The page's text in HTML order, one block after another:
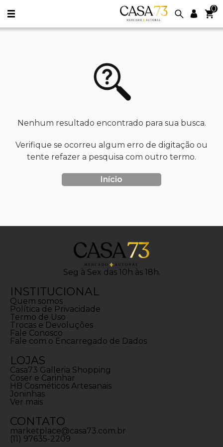
0
Nenhum resultado encontrado para sua busca.
Verifique se ocorreu algum erro de digitação ou
tente refazer a pesquisa com outro termo.
Início
Seg à Sex das 10h às 18h.
INSTITUCIONAL
Quem somos
Política de Privacidade
Termo de Uso
Trocas e Devoluções
Fale Conosco
Fale com o Encarregado de Dados
LOJAS
Casa73 Galleria Shopping
Coser e Carinhar
HB Cosméticos Artesanais
Joninhas
Ver mais
CONTATO
marketplace@casa73.com.br
(11) 97635-2209